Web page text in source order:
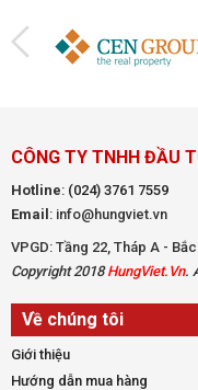
CÔNG TY TNHH ĐẦU
Hotline: (024) 3761 7559
Email : info@hungviet.vn
VPGD: Tầng 22, Tháp A -
Copyright 2018HungViet.Vn.
Về chúng tôi
Giới thiệu
Hướng dẫn mua hàng